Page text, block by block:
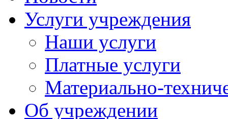
Услуги учреждения
Наши услуги
Платные услуги
Материально-
Об учреждении